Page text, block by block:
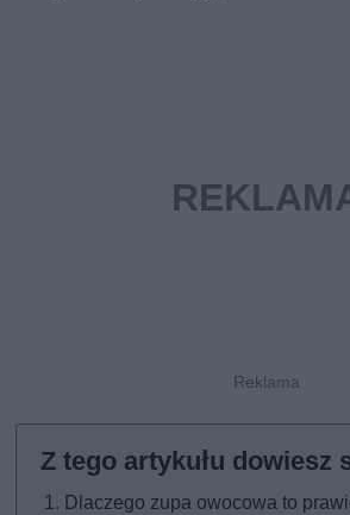
Dlaczego zupa owocowa to